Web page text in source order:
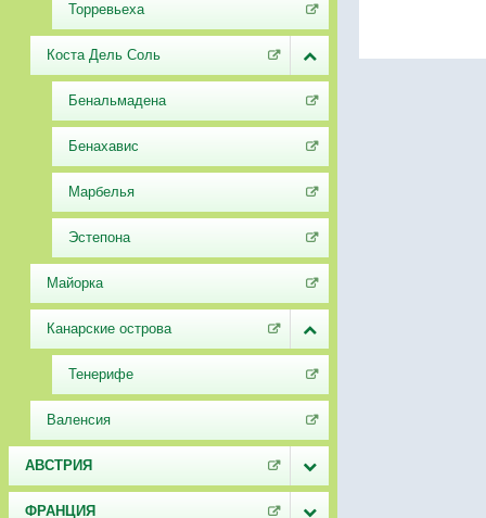
Торревьеха
Коста Дель Соль
Бенальмадена
Бенахавис
Марбелья
Эстепона
Майорка
Канарские острова
Тенерифе
Валенсия
АВСТРИЯ
ФРАНЦИЯ